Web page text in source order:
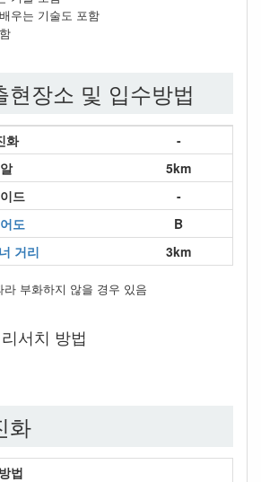
우는 기술도 포함
현장소 및 입수방법
화
-
알
5km
드
-
도
B
거리
3km
부화하지 않을 경우 있음
서치 방법
화
법